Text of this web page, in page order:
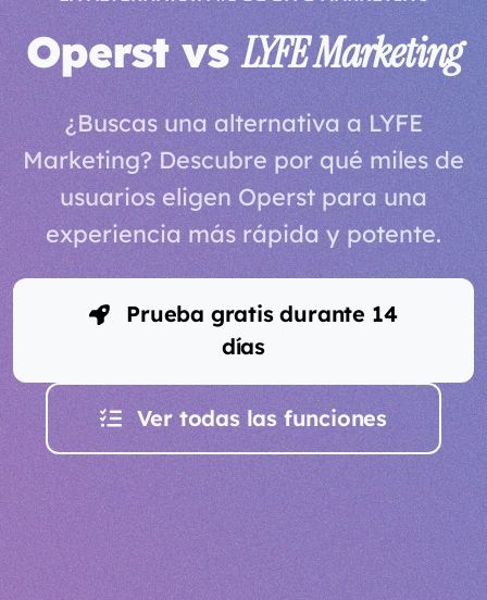
Operst vsLYFE Marketing
¿Buscas una alternativa a LYFE
Marketing? Descubre por qué miles de
usuarios eligen Operst para una
experiencia más rápida y potente.
Prueba gratis durante 14
días
Ver todas las funciones